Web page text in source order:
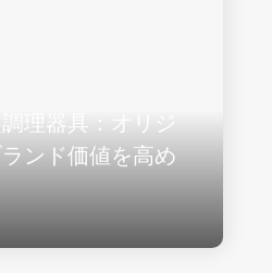
理器具：オリジ
ンド価値を高め